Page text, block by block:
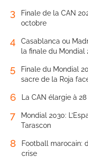
3
Finale de la CAN
octobre
4
Casablanca ou
la finale du Mondial
5
Finale du Mondial
sacre de la Roja
6 La CAN élargie à
7
Mondial 2030:
Tarascon
8
Football marocain:
crise